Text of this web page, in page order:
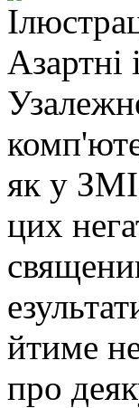
Азартні
як у
цих
йтиме
про